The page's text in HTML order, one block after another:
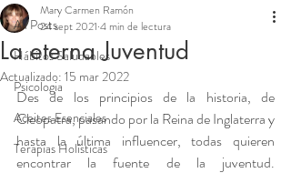
All Posts
Hábitos Saludables
Psicologia
Aceites Esenciales
Terapias Holísticas
La eterna Juventud
Mary Carmen Ramón
24 sept 2021 4 min de lectura
Actualizado: 15 mar 2022
Des de los principios de la historia, de
Cleopatra, pasando por la Reina de Inglaterra y
hasta la última influencer, todas quieren
encontrar la fuente de la juventud.